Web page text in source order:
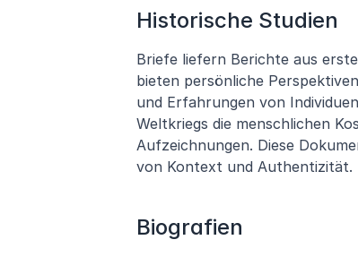
Historische Studien
Briefe liefern Berichte aus
bieten persönliche
und Erfahrungen von
Weltkriegs die menschlichen
Aufzeichnungen. Diese
von Kontext und Authentizität.
Biografien